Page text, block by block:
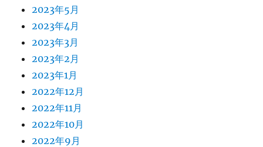
2023年5月
2023年4月
2023年3月
2023年2月
2023年1月
2022年12月
2022年11月
2022年10月
2022年9月